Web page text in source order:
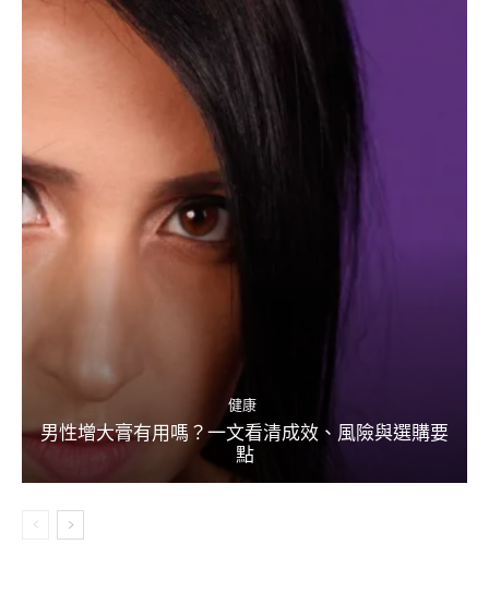
健康
男性增大膏有用嗎？一文看清成效、風險與選購要
點